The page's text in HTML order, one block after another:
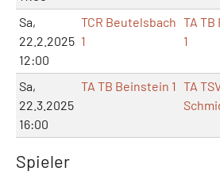
Sa,
22.2.2025
12:00
TCR Beutelsbach
1
TA
1
Sa,
22.3.2025
16:00
TA TB Beinstein 1 TA
Spieler